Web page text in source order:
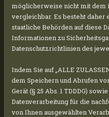
möglicherweise nicht mit dem
vergleichbar. Es besteht daher
staatliche Behörden auf diese
Informationen zu
Datenschutzrichtlinien des
Indem Sie auf „ALLE
dem Speichern und Abrufen
Gerät (§ 25 Abs. 1 TDDDG)
Datenverarbeitung für die
von Ihnen ausgewählten